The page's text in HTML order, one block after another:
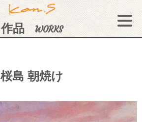
作品 WORKS
桜島 朝焼け